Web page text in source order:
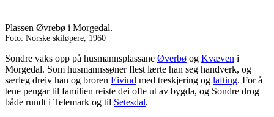
Plassen Øvrebø i Morgedal.
Foto: Norske skiløpere, 1960
Sondre vaks opp på husmannsplassane Øverbø og Kvæven i
Morgedal. Som husmannssøner flest lærte han seg handverk, og
særleg dreiv han og broren Eivind med treskjering og lafting. For å
tene pengar til familien reiste dei ofte ut av bygda, og Sondre drog
både rundt i Telemark og til Setesdal.